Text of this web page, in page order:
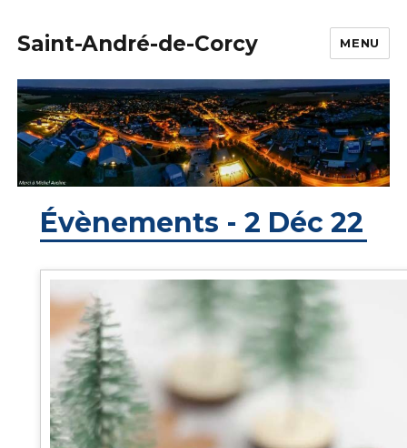
Saint-André-de-Corcy MENU
Évènements - 2 Déc 22